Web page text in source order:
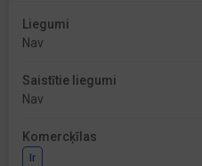
Liegumi
Nav
Saistītie liegumi
Nav
Komercķīlas
Ir